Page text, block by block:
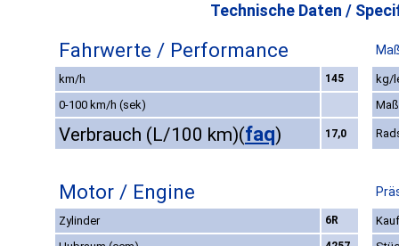
Technische Daten /
Fahrwerte / Performance
km/h 145
kg/
0-100 km/h (sek)
Verbrauch (L/100 km)(faq) 17,0
Motor / Engine
Zylinder 6R